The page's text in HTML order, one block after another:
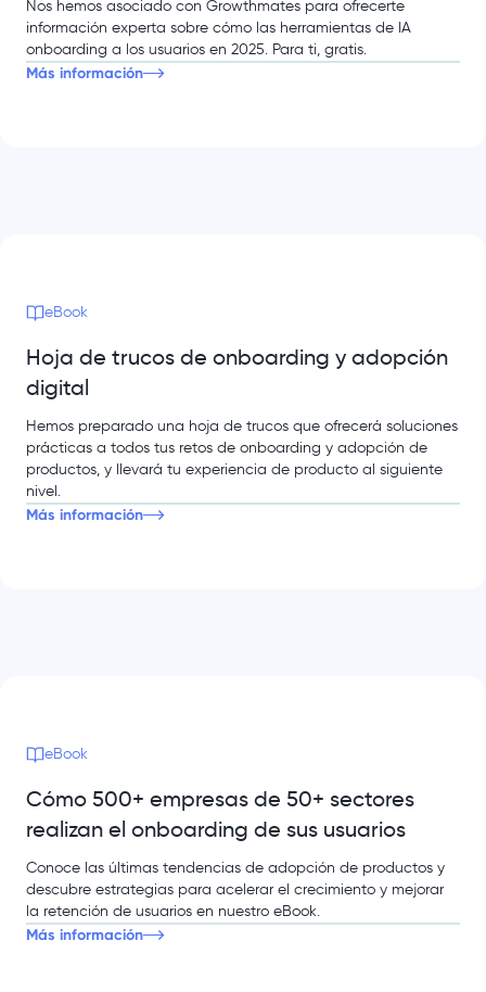
Nos hemos asociado con Growthmates para ofrecerte
información experta sobre cómo las herramientas de IA
onboarding a los usuarios en 2025. Para ti, gratis.
Más información
eBook
Hoja de trucos de onboarding y adopción
digital
Hemos preparado una hoja de trucos que ofrecerá soluciones
prácticas a todos tus retos de onboarding y adopción de
productos, y llevará tu experiencia de producto al siguiente
nivel.
Más información
eBook
Cómo 500+ empresas de 50+ sectores
realizan el onboarding de sus usuarios
Conoce las últimas tendencias de adopción de productos y
descubre estrategias para acelerar el crecimiento y mejorar
la retención de usuarios en nuestro eBook.
Más información